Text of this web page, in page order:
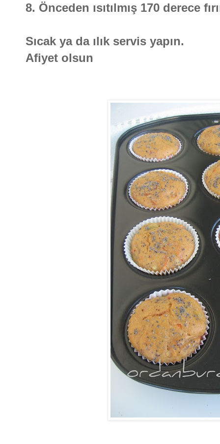
8. Önceden ısıtılmış 170 derece
Sıcak ya da ılık servis yapın.
Afiyet olsun